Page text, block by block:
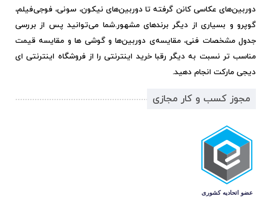
دوربین‌های عکاسی کانن گرفته تا دوربین‌های نیکون، سونی، فوجی‌فیلم،
گوپرو و بسیاری از دیگر برندهای مشهور.شما می‌توانید پس از بررسی
جدول مشخصات فنی، مقایسه‌ی دوربین‌ها و گوشی ها و مقایسه قیمت
مناسب تر نسبت به دیگر رقبا خرید اینترنتی را از فروشگاه اینترنتی ای
دیجی مارکت انجام دهید.
مجوز کسب و کار مجازی